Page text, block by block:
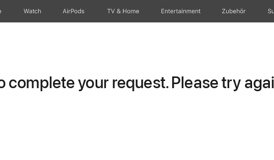
Watch AirPods TV & Home Entertainment Zubehör
complete your request. Please try